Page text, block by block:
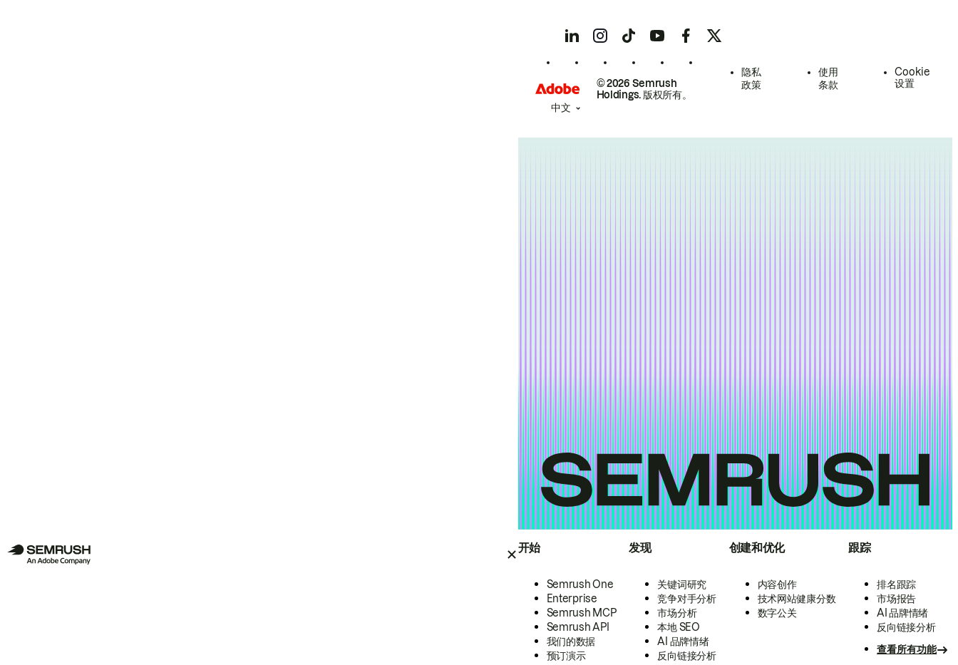
开始
Semrush One
Enterprise
Semrush MCP
Semrush API
我们的数据
预订演示
发现
关键词研究
竞争对手分析
市场分析
本地 SEO
AI 品牌情绪
反向链接分析
创建和优化
内容创作
技术网站健康分数
数字公关
跟踪
排名跟踪
市场报告
AI 品牌情绪
反向链接分析
查看所有功能
© 2026 Semrush
Holdings. 版权所有。
隐私
政策
使用
条款
Cookie
设置
中文